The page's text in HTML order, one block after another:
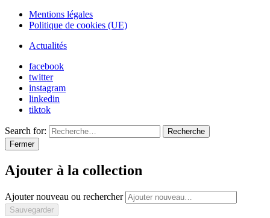
Mentions légales
Politique de cookies (UE)
Actualités
facebook
twitter
instagram
linkedin
tiktok
Search for:
Recherche
Fermer
Ajouter à la collection
Ajouter nouveau ou rechercher